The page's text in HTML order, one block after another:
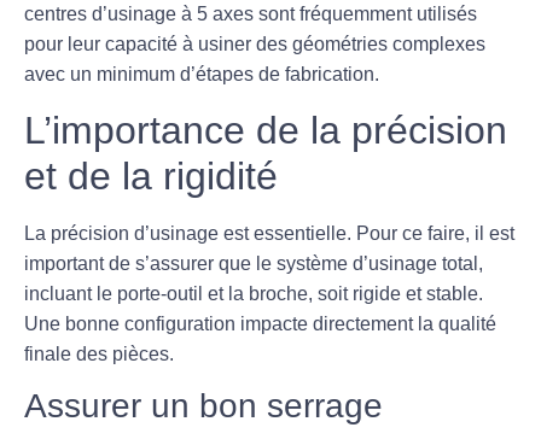
centres d’usinage à 5 axes sont fréquemment utilisés
pour leur capacité à usiner des géométries complexes
avec un minimum d’étapes de fabrication.
L’importance de la précision
et de la rigidité
La précision d’usinage est essentielle. Pour ce faire, il est
important de s’assurer que le système d’usinage total,
incluant le porte-outil et la broche, soit rigide et stable.
Une bonne configuration impacte directement la qualité
finale des pièces.
Assurer un bon serrage